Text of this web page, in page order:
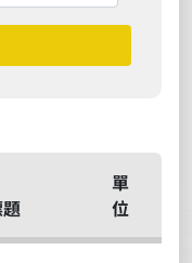
單
位